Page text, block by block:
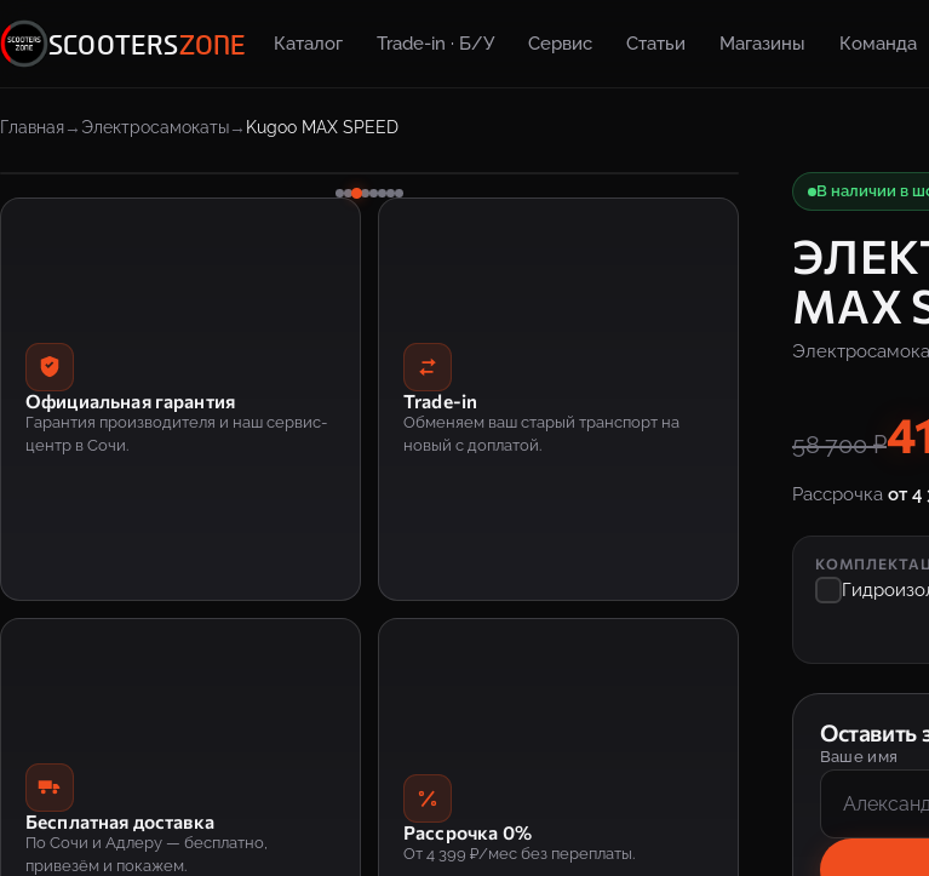
SCOOTERSZONE Каталог Trade-in · Б/У Сервис Статьи Магазины Команда
Главная Электросамокаты Kugoo MAX SPEED
Официальная гарантия
Гарантия производителя и наш сервис-
центр в Сочи.
Trade-in
Обменяем ваш старый транспорт на
новый с доплатой.
Бесплатная доставка
По Сочи и Адлеру — бесплатно,
привезём и покажем.
Рассрочка 0%
От 4 399 ₽/мес без переплаты.
В наличии в
MAX
58 700 ₽
Рассрочка от 4
Оставить
Ваше имя